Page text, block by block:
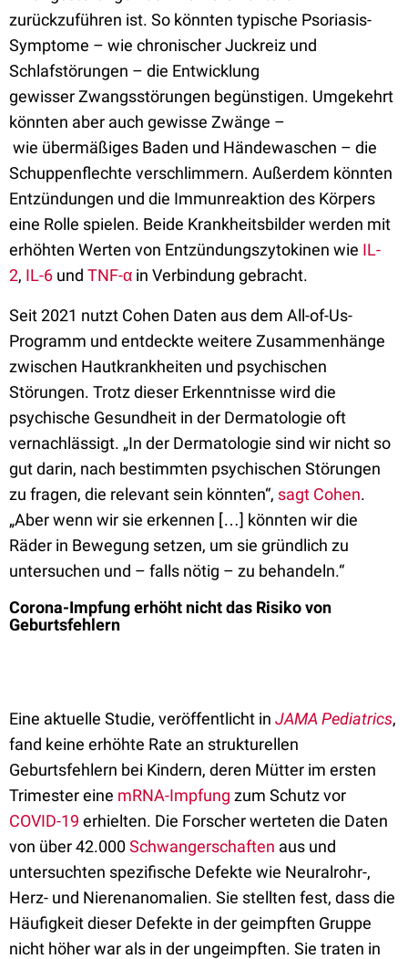
zurückzuführen ist. So könnten typische Psoriasis-
Symptome – wie chronischer Juckreiz und
Schlafstörungen – die Entwicklung
gewisserZwangsstörungen begünstigen. Umgekehrt
könnten aber auch gewisse Zwänge –
wie übermäßiges Baden und Händewaschen – die
Schuppenflechte verschlimmern. Außerdem könnten
Entzündungen und die Immunreaktion des Körpers
eine Rolle spielen. Beide Krankheitsbilderwerden mit
erhöhten Werten von Entzündungszytokinen wie IL-
2, IL-6 und TNF-α in Verbindung gebracht.
Seit 2021 nutzt Cohen Daten aus dem All-of-Us-
Programm und entdeckte weitere Zusammenhänge
zwischen Hautkrankheiten und psychischen
Störungen. Trotz dieser Erkenntnisse wird die
psychische Gesundheit in der Dermatologie oft
vernachlässigt. „In der Dermatologie sind wir nicht so
gut darin, nach bestimmten psychischen Störungen
zu fragen, die relevant sein könnten“, sagt Cohen.
„Aber wenn wir sie erkennen […] könnten wir die
Räder in Bewegung setzen, um sie gründlich zu
untersuchen und – falls nötig – zu behandeln.“
Corona-Impfung erhöht nicht das Risiko von
Geburtsfehlern
Eine aktuelle Studie, veröffentlicht in JAMA Pediatrics,
fand keine erhöhte Rate an strukturellen
Geburtsfehlern bei Kindern, deren Mütter im ersten
Trimester eine mRNA-Impfung zum Schutz vor
COVID-19 erhielten. Die Forscher werteten die Daten
von über 42.000Schwangerschaften aus und
untersuchten spezifische Defekte wie Neuralrohr-,
Herz- und Nierenanomalien. Sie stellten fest, dass die
Häufigkeit dieser Defekte in der geimpften Gruppe
nicht höher war als in der ungeimpften. Sie traten in